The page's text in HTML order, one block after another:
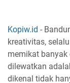
Kopiw.id -
kreativitas,
memikat banyak
dilewatkan
dikenal tidak